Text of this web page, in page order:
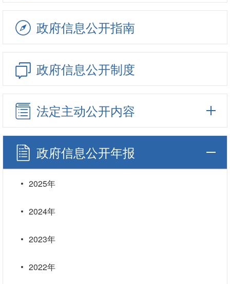
政府信息公开指南
政府信息公开制度
法定主动公开内容
政府信息公开年报
2025年
2024年
2023年
2022年